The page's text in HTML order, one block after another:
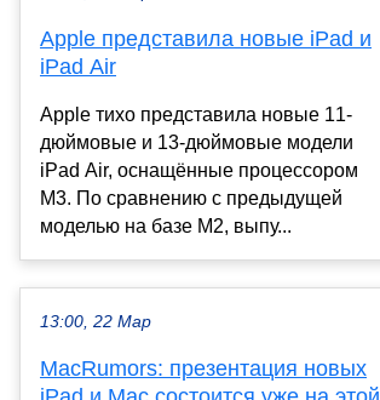
Apple представила новые iPad и
iPad Air
Apple тихо представила новые 11-
дюймовые и 13-дюймовые модели
iPad Air, оснащённые процессором
M3. По сравнению с предыдущей
моделью на базе M2, выпу...
13:00, 22 Мар
MacRumors: презентация новых